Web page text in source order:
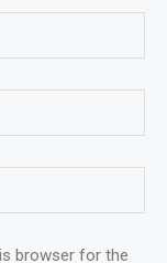
browser for the